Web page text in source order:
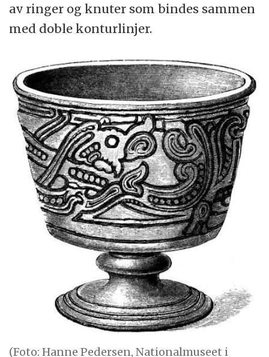
av ringer og knuter som bindes sammen
med doble konturlinjer.
(Foto: Hanne Pedersen, Nationalmuseet i